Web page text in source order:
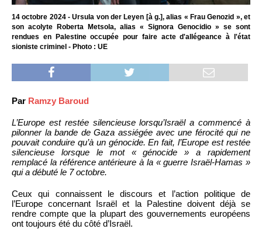
14 octobre 2024 - Ursula von der Leyen [à g.], alias « Frau Genozid », et
son acolyte Roberta Metsola, alias « Signora Genocidio » se sont
rendues en Palestine occupée pour faire acte d'allégeance à l'état
sioniste criminel - Photo : UE
Par Ramzy Baroud
L’Europe est restée silencieuse lorsqu’Israël a commencé à
pilonner la bande de Gaza assiégée avec une férocité qui ne
pouvait conduire qu’à un génocide. En fait, l’Europe est restée
silencieuse lorsque le mot « génocide » a rapidement
remplacé la référence antérieure à la « guerre Israël-Hamas »
qui a débuté le 7 octobre.
Ceux qui connaissent le discours et l’action politique de
l’Europe concernant Israël et la Palestine doivent déjà se
rendre compte que la plupart des gouvernements européens
ont toujours été du côté d’Israël.